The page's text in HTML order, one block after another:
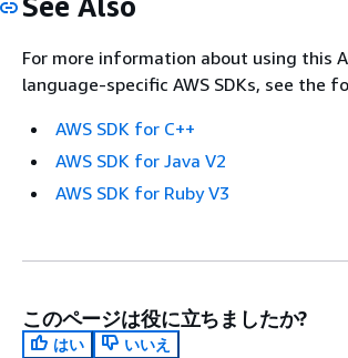
For more information about using this
language-specific AWS SDKs, see the
AWS SDK for C++
AWS SDK for Java V2
AWS SDK for Ruby V3
このページは役に立ちましたか?
はい
いいえ